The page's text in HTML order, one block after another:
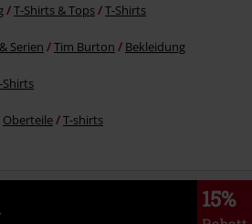
T-Shirts & Tops T-Shirts
Serien Tim Burton Bekleidung
Shirts
Oberteile T-shirts
15%